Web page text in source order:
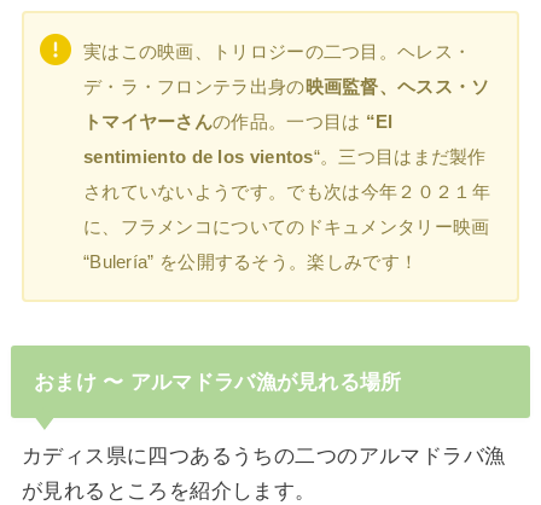
実はこの映画、トリロジーの二つ目。ヘレス・
デ・ラ・フロンテラ出身の映画監督、ヘスス・ソ
トマイヤーさんの作品。一つ目は “El
sentimiento de los vientos“。三つ目はまだ製作
されていないようです。でも次は 今年２０２１年
に、フラメンコについてのドキュメンタリー映画
“Bulería” を公開するそう。楽しみです！
おまけ 〜 アルマドラバ漁が見れる場所
カディス県に四つあるうちの二つのアルマドラバ漁
が見れるところを紹介します。